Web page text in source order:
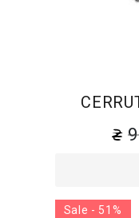
Sale - 51%